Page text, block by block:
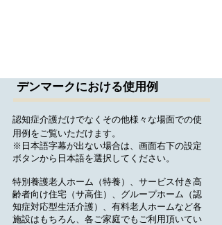
デンマークにおける使用例
認知症介護だけでなくその他様々な場面での使
用例をご覧いただけます。
※日本語字幕が出ない場合は、画面右下の設定
ボタンから日本語を選択してください。
特別養護老人ホーム（特養）、サービス付き高
齢者向け住宅（サ高住）、グループホーム（認
知症対応型生活介護）、有料老人ホームなど各
施設はもちろん、各ご家庭でもご利用頂いてい